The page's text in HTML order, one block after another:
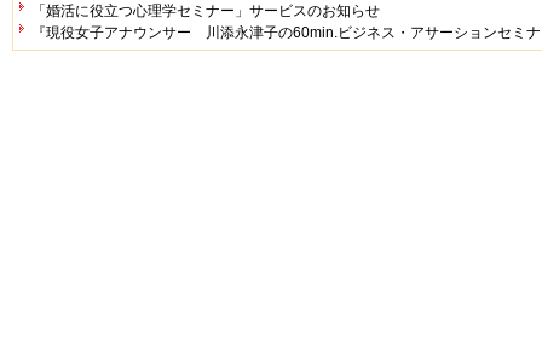
「婚活に役立つ心理学セミナー」サービスのお知らせ
『現役女子アナウンサー 川添永津子の60min.ビジネス・アサーションセミ